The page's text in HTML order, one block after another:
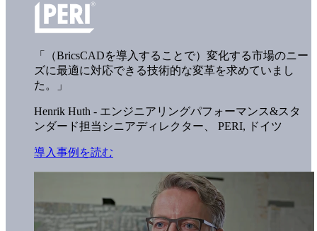
「（BricsCADを導入することで）変化する市場のニー
ズに最適に対応できる技術的な変革を求めていまし
た。」
Henrik Huth - エンジニアリングパフォーマンス&スタ
ンダード担当シニアディレクター、
PERI, ドイツ
導入事例を読む